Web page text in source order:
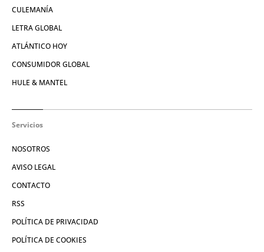
CULEMANÍA
LETRA GLOBAL
ATLÁNTICO HOY
CONSUMIDOR GLOBAL
HULE & MANTEL
Servicios
NOSOTROS
AVISO LEGAL
CONTACTO
RSS
POLÍTICA DE PRIVACIDAD
POLÍTICA DE COOKIES